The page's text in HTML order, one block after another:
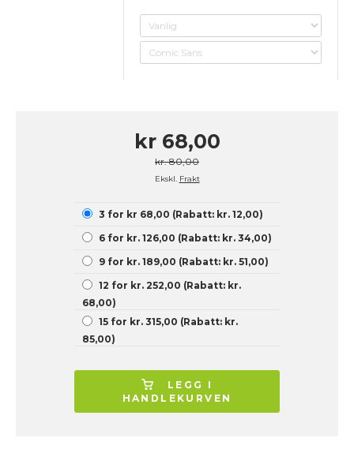
kr 68,00
kr. 80,00
Ekskl. Frakt
3 for kr 68,00 (Rabatt: kr. 12,00)
6 for kr. 126,00 (Rabatt: kr. 34,00)
9 for kr. 189,00 (Rabatt: kr. 51,00)
12 for kr. 252,00 (Rabatt: kr.
68,00)
15 for kr. 315,00 (Rabatt: kr.
85,00)
LEGG I
HANDLEKURVEN